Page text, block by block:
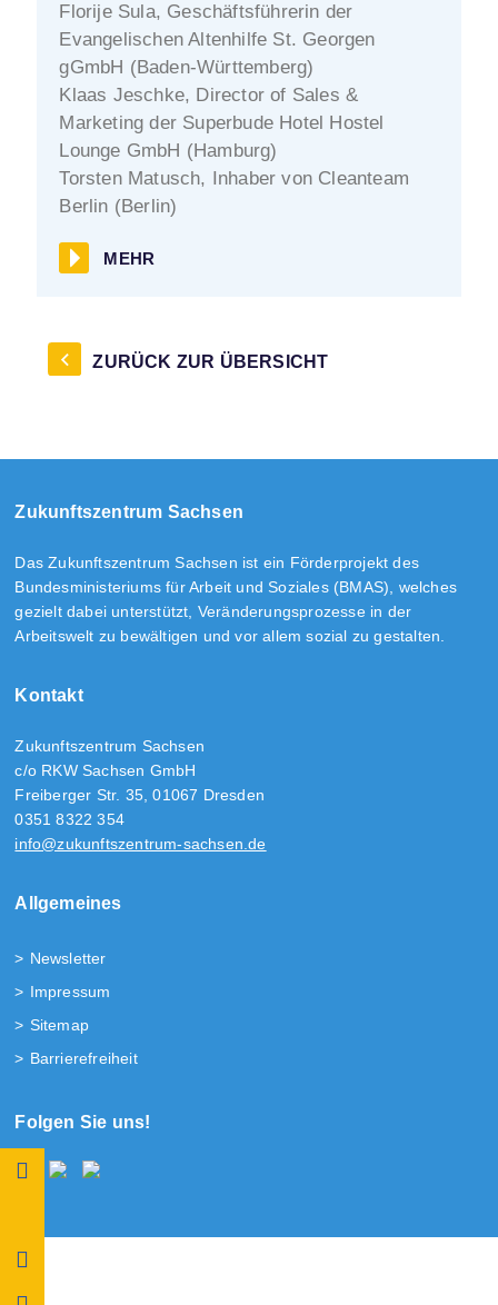
Florije Sula, Geschäftsführerin der
Evangelischen Altenhilfe St. Georgen
gGmbH (Baden-Württemberg)
Klaas Jeschke, Director of Sales &
Marketing der Superbude Hotel Hostel
Lounge GmbH (Hamburg)
Torsten Matusch, Inhaber von Cleanteam
Berlin (Berlin)
MEHR
ZURÜCK ZUR ÜBERSICHT
Zukunftszentrum Sachsen
Das Zukunftszentrum Sachsen ist ein Förderprojekt des
Bundesministeriums für Arbeit und Soziales (BMAS), welches
gezielt dabei unterstützt, Veränderungsprozesse in der
Arbeitswelt zu bewältigen und vor allem sozial zu gestalten.
Kontakt
Zukunftszentrum Sachsen
c/o RKW Sachsen GmbH
Freiberger Str. 35, 01067 Dresden
0351 8322 354
info@zukunftszentrum-sachsen.de
Allgemeines
Newsletter
Impressum
Sitemap
Barrierefreiheit
Folgen Sie uns!